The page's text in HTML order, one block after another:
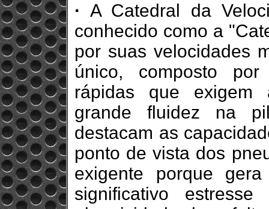
· A Catedral da
conhecido como a
por suas velocidades
único, composto
rápidas que exigem
grande fluidez na
destacam as
ponto de vista dos
exigente porque
significativo